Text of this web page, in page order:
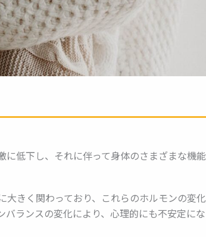
低下し、それに伴って身体のさまざまな機能
きく関わっており、これらのホルモンの変化
ランスの変化により、心理的にも不安定にな